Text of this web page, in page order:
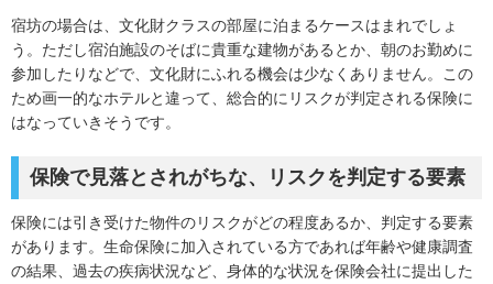
宿坊の場合は、文化財クラスの部屋に泊まるケースはまれでしょ
う。ただし宿泊施設のそばに貴重な建物があるとか、朝のお勤めに
参加したりなどで、文化財にふれる機会は少なくありません。この
ため画一的なホテルと違って、総合的にリスクが判定される保険に
はなっていきそうです。
保険で見落とされがちな、リスクを判定する要素
保険には引き受けた物件のリスクがどの程度あるか、判定する要素
があります。生命保険に加入されている方であれば年齢や健康調査
の結果、過去の疾病状況など、身体的な状況を保険会社に提出した